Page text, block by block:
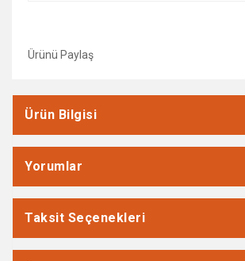
Ürünü Paylaş
Ürün Bilgisi
Yorumlar
Taksit Seçenekleri